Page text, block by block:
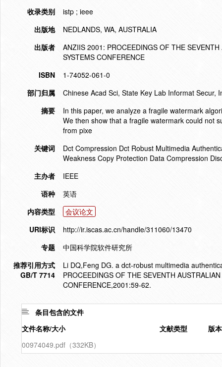
收录类别
istp ; ieee
出版地
NEDLANDS, WA, AUSTRALIA
出版者
ANZIIS 2001: PROCEEDINGS OF THE
SYSTEMS CONFERENCE
ISBN
1-74052-061-0
部门归属
Chinese Acad Sci, State Key Lab Informat Secur,
摘要
In this paper, we analyze a fragile watermark
We then show that a fragile watermark could not
from pixe
关键词
Dct Compression Dct Robust Multimedia
Weakness Copy Protection Data Compression
主办者
IEEE
语种
英语
内容类型
会议论文
URI标识
http://ir.iscas.ac.cn/handle/311060/13470
专题
中国科学院软件研究所
推荐引用方式
GB/T 7714
Li DQ,Feng DG. a dct-robust multimedia
PROCEEDINGS OF THE SEVENTH
CONFERENCE,2001:59-62.
条目包含的文件
文件名称/大小
文献类型
版
00974049.pdf（332KB）